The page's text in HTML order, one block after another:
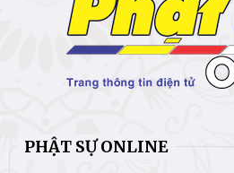
PHẬT SỰ ONLINE